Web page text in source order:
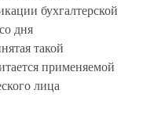
бухгалтерской
дня
такой
применяемой
лица